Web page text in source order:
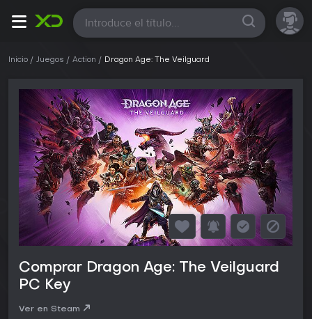
Todas
Inicio Juegos Action Dragon Age: The Veilguard
Comprar Dragon Age: The Veilguard
PC Key
Ver en Steam